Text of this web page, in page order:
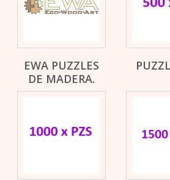
EWA PUZZLES
DE MADERA.